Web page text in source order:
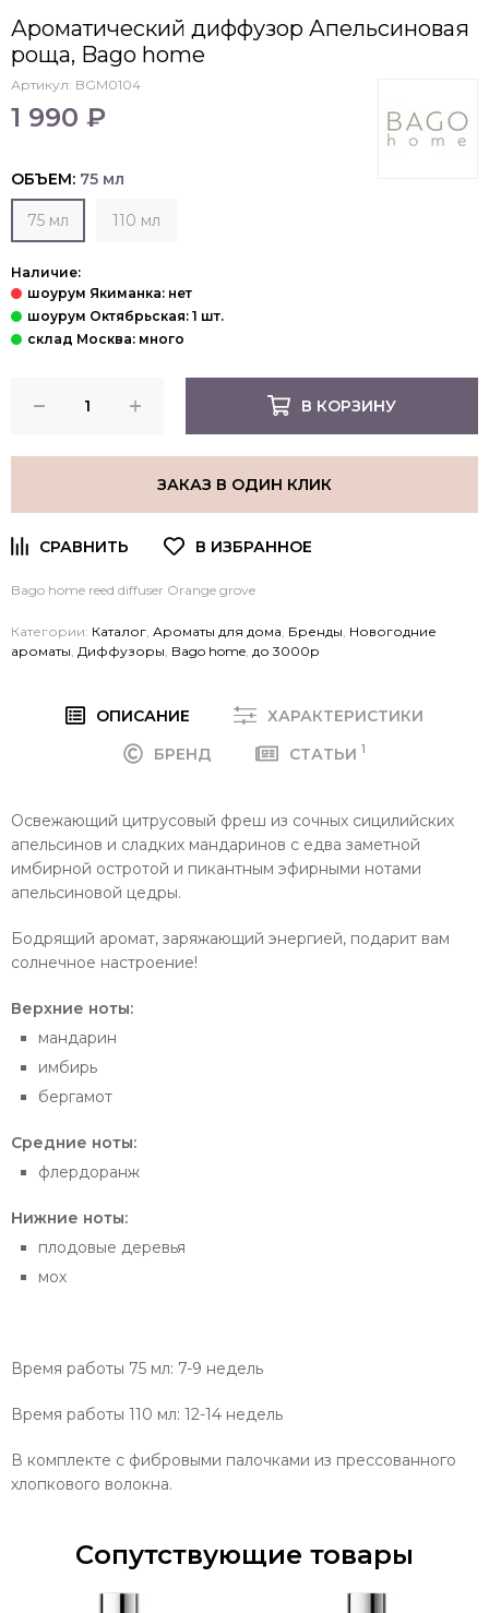
Ароматический диффузор Апельсиновая
роща, Bago home
Артикул: BGM0104
1 990 ₽
ОБЪЕМ: 75 мл
75 мл 110 мл
Наличие:
В КОРЗИНУ
ЗАКАЗ В ОДИН КЛИК
Bago home reed diffuser Orange grove
Категории: Каталог Ароматы для дома Бренды Новогодние
ароматы Диффузоры Bago home до 3000р
ОПИСАНИЕ
ХАРАКТЕРИСТИКИ
БРЕНД
СТАТЬИ 1
Освежающий цитрусовый фреш из сочных сицилийских
апельсинов и сладких мандаринов с едва заметной
имбирной остротой и пикантным эфирными нотами
апельсиновой цедры.
Бодрящий аромат, заряжающий энергией, подарит вам
солнечное настроение!
Верхние ноты:
мандарин
имбирь
бергамот
Средние ноты:
флердоранж
Нижние ноты:
плодовые деревья
мох
Время работы 75 мл: 7-9 недель
Время работы 110 мл: 12-14 недель
В комплекте с фибровыми палочками из прессованного
хлопкового волокна.
Сопутствующие товары